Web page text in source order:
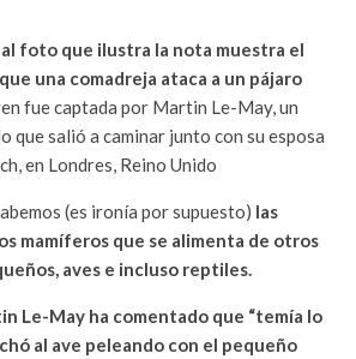
foto que ilustra la nota muestra el
una comadreja ataca a un pájaro
fue captada por Martin Le-May, un
salió a caminar junto con su esposa
en Londres, Reino Unido
(es ironía por supuesto) las
mamíferos que se alimenta de otros
aves e incluso reptiles.
Le-May ha comentado que “temía lo
al ave peleando con el pequeño